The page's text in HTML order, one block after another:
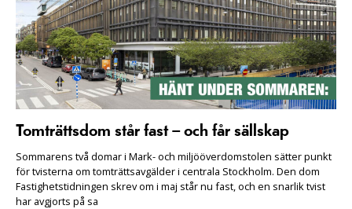
Tomträttsdom står fast – och får sällskap
Sommarens två domar i Mark- och miljööverdomstolen sätter punkt
för tvisterna om tomträttsavgälder i centrala Stockholm. Den dom
Fastighetstidningen skrev om i maj står nu fast, och en snarlik tvist
har avgjorts på sa